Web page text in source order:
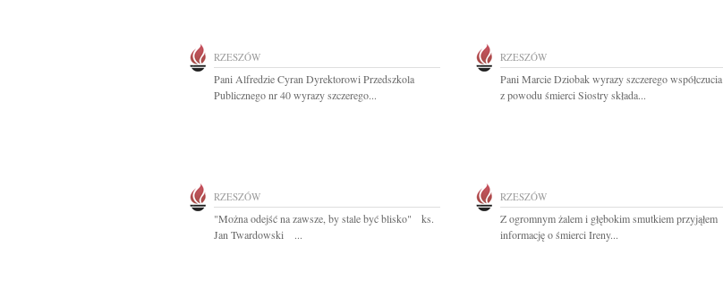
RZESZÓW
Pani Alfredzie Cyran Dyrektorowi Przedszkola
Publicznego nr 40 wyrazy szczerego...
RZESZÓW
Pani Marcie Dziobak wyrazy szczerego współczucia
z powodu śmierci Siostry składa...
RZESZÓW
"Można odejść na zawsze, by stale być blisko" ks.
Jan Twardowski ...
RZESZÓW
Z ogromnym żalem i głębokim smutkiem przyjąłem
informację o śmierci Ireny...